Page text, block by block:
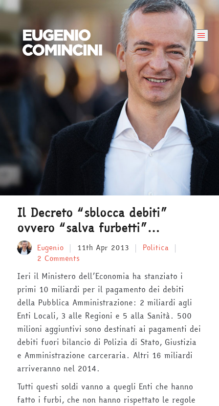
Il Decreto “sblocca debiti”
ovvero “salva furbetti”…
Eugenio 11th Apr 2013
Politica
2 Comments
Ieri il Ministero dell’Economia ha stanziato i
primi 10 miliardi per il pagamento dei debiti
della Pubblica Amministrazione: 2 miliardi agli
Enti Locali, 3 alle Regioni e 5 alla Sanità. 500
milioni aggiuntivi sono destinati ai pagamenti dei
debiti fuori bilancio di Polizia di Stato, Giustizia
e Amministrazione carceraria. Altri 16 miliardi
arriveranno nel 2014.
Tutti questi soldi vanno a quegli Enti che hanno
fatto i furbi, che non hanno rispettato le regole